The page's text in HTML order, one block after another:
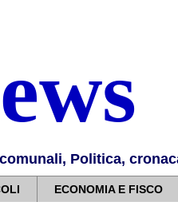
Politica,
ECONOMIA E FISCO